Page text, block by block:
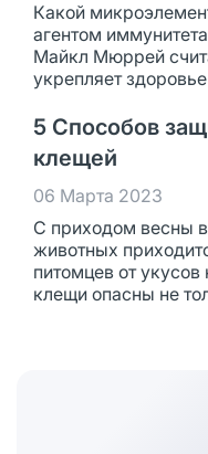
Какой
агентом
Майкл Мюррей
укрепляет
5 Способов
клещей
06 Марта 2023
С приходом весны
животных
питомцев от
клещи опасны не